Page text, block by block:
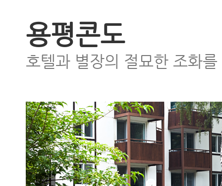
용평콘도
호텔과 별장의 절묘한 조화